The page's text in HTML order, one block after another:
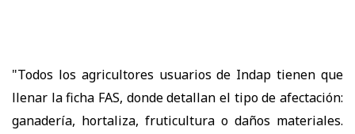
"Todos los agricultores usuarios de Indap tienen que
llenar la ficha FAS, donde detallan el tipo de afectación:
ganadería, hortaliza, fruticultura o daños materiales.